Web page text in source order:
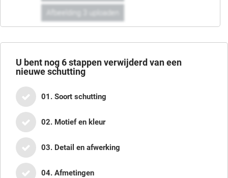
U bent nog6stappen verwijderd van een
nieuwe schutting
01. Soort schutting
02. Motief en kleur
03. Detail en afwerking
04. Afmetingen